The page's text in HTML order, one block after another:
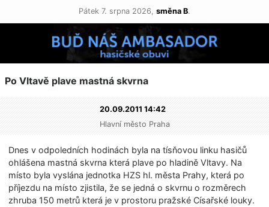
Pátek 7. srpna 2026, směna B.
Po Vltavě plave mastná skvrna
20.09.2011 14:42
Hlavní město Praha
Dnes v odpoledních hodinách byla na tísňovou linku hasičů
ohlášena mastná skvrna která plave po hladině Vltavy. Na
místo byla vyslána jednotka HZS hl. města Prahy, která po
příjezdu na místo zjistila, že se jedná o skvrnu o rozměrech
zhruba 150 metrů která je v prostoru pražské Císařské louky.